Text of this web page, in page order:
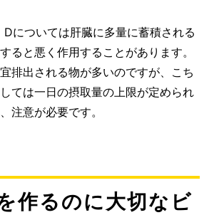
Dについては肝臓に多量に蓄積される
ると悪く作用することがあります。
排出される物が多いのですが、こち
ては一日の摂取量の上限が定められ
注意が必要です。
作るのに大切なビ